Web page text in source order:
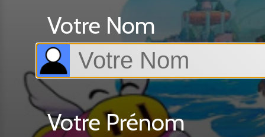
Votre Nom
Votre Prénom